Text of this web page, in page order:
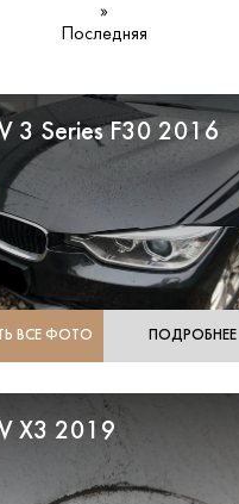
»
Последняя
3 Series F30 2016
ВСЕ ФОТО ПОДРОБНЕЕ
X3 2019